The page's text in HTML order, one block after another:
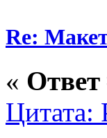
Re:
« Ответ
Цитата: